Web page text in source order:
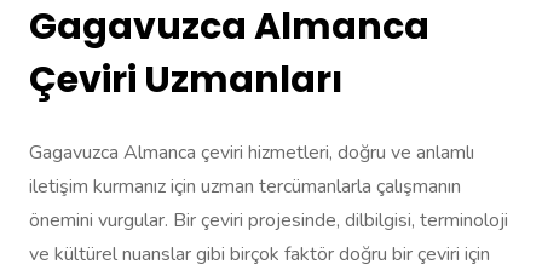
Gagavuzca Almanca
Çeviri Uzmanları
Gagavuzca Almanca çeviri hizmetleri, doğru ve anlamlı
iletişim kurmanız için uzman tercümanlarla çalışmanın
önemini vurgular. Bir çeviri projesinde, dilbilgisi, terminoloji
ve kültürel nuanslar gibi birçok faktör doğru bir çeviri için